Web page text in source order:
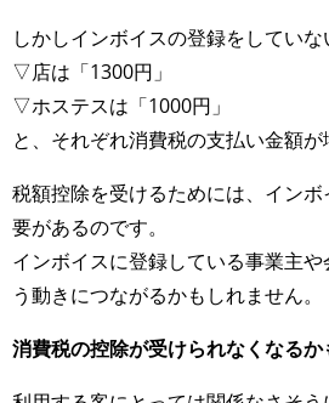
しかしインボイスの登録をしていな
▽店は「1300円」
▽ホステスは「1000円」
と、それぞれ消費税の支払い金額が
税額控除を受けるためには、イン
要があるのです。
インボイスに登録している事業主
う動きにつながるかもしれません。
消費税の控除が受けられなくなるか